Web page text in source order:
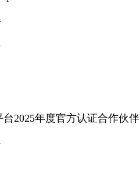
2025年度官方认证合作伙伴